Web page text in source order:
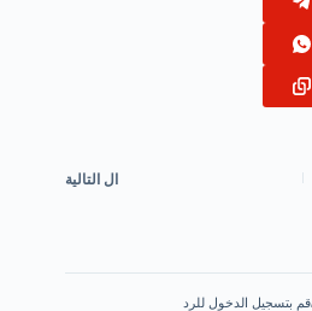
ال التالية
قم بتسجيل الدخول للرد